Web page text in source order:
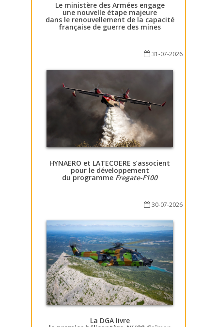
Le ministère des Armées engage
une nouvelle étape majeure
dans le renouvellement de la capacité
française de guerre des mines
31-07-2026
HYNAERO et LATECOERE s’associent
pour le développement
du programme Fregate-F100
30-07-2026
La DGA livre